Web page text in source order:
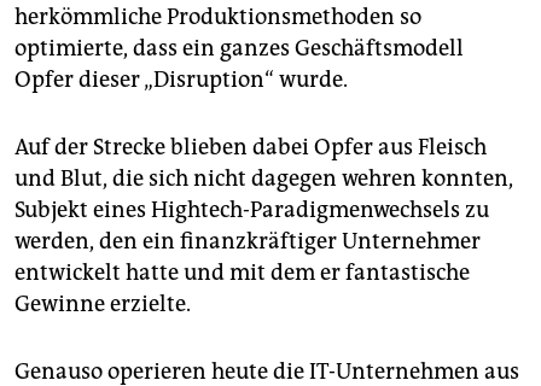
herkömmliche Produktionsmethoden so
optimierte, dass ein ganzes Geschäftsmodell
Opfer dieser „Disruption“ wurde.
Auf der Strecke blieben dabei Opfer aus Fleisch
und Blut, die sich nicht dagegen wehren konnten,
Subjekt eines Hightech-Paradigmenwechsels zu
werden, den ein finanzkräftiger Unternehmer
entwickelt hatte und mit dem er fantastische
Gewinne erzielte.
Genauso operieren heute die IT-Unternehmen aus